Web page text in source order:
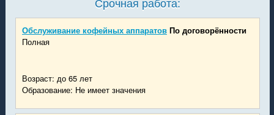
Обслуживание кофейных аппаратов По договорённости
Полная
Возраст: до 65 лет
Образование: Не имеет значения